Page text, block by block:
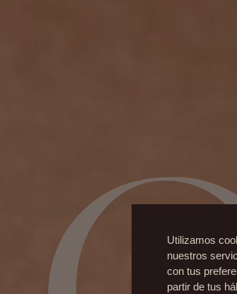
Utilizamos
nuestros
con tus
partir de tus